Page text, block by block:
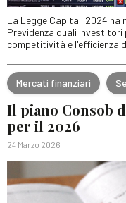
La Legge Capitali 2024 ha
Previdenza quali
competitività e l'efficienza
Mercati finanziari
Il piano Consob
per il 2026
24 Marzo 2026